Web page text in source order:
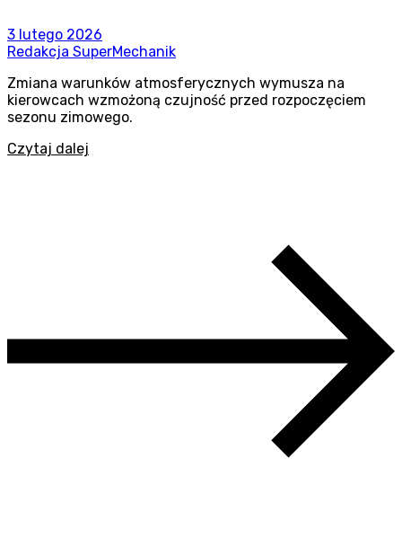
3 lutego 2026
Redakcja SuperMechanik
Zmiana warunków atmosferycznych wymusza na
kierowcach wzmożoną czujność przed rozpoczęciem
sezonu zimowego.
Czytaj dalej